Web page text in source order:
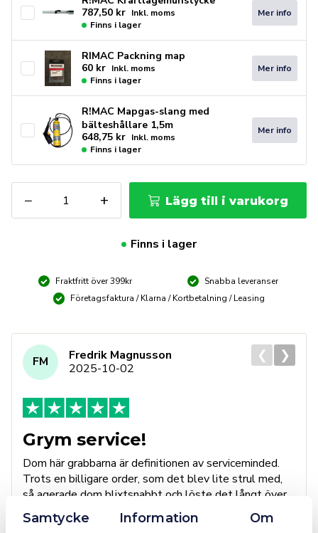
Samtycke Information Om
787,50 kr Inkl. moms
Finns i lager
Mer info
RIMAC Packning map
60 kr Inkl. moms
Finns i lager
Mer info
R!MAC Mapgas-slang med
bälteshållare 1,5m
648,75 kr Inkl. moms
Finns i lager
Mer info
−
Mapkitbox
Original
+ Lägg till i varukorg
Finns i lager
Fraktfritt över 399kr
Snabba leveranser
Företagsfaktura / Klarna / Kortbetalning / Leasing
FM
Fredrik Magnusson
2025-10-02
Grym service!
Dom här grabbarna är definitionen av serviceminded.
Trots en billigare order, som det blev lite strul med,
så agerade dom blixtsnabbt och löste det långt över
förväntan. Hade kontakt med Alexander, som förtjänar
en extra guldstjärna.
❮ ❯